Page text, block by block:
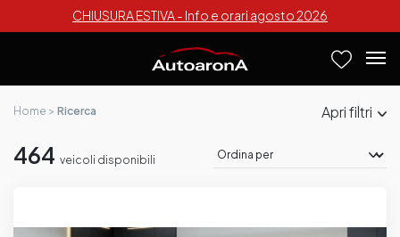
CHIUSURA ESTIVA - Info e orari agosto 2026
Home Ricerca filtri
464 veicoli disponibili